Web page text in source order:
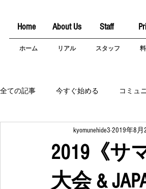
Home About Us Staff
ホーム リアル スタッフ
全ての記事 今すぐ始める コミュ
2019《サ
大会 &
kyomunehide3 2019年8月